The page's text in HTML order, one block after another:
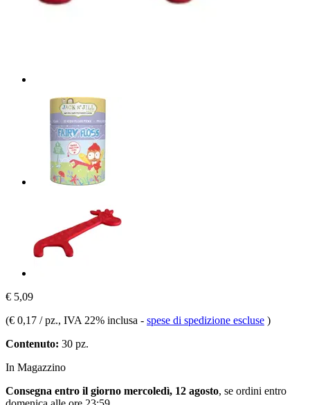
€ 5,09
(€ 0,17 / pz., IVA 22% inclusa - spese di spedizione escluse )
Contenuto: 30 pz.
In Magazzino
Consegna entro il giorno mercoledì, 12 agosto, se ordini entro